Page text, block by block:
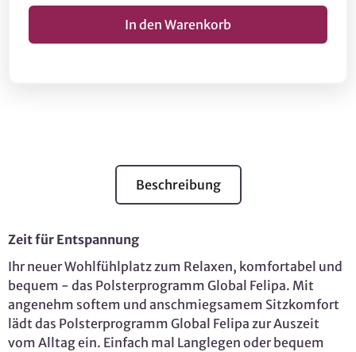
Beschreibung
Zeit für Entspannung
Ihr neuer Wohlfühlplatz zum Relaxen, komfortabel und
bequem - das Polsterprogramm Global Felipa. Mit
angenehm softem und anschmiegsamem Sitzkomfort
lädt das Polsterprogramm Global Felipa zur Auszeit
vom Alltag ein. Einfach mal Langlegen oder bequem